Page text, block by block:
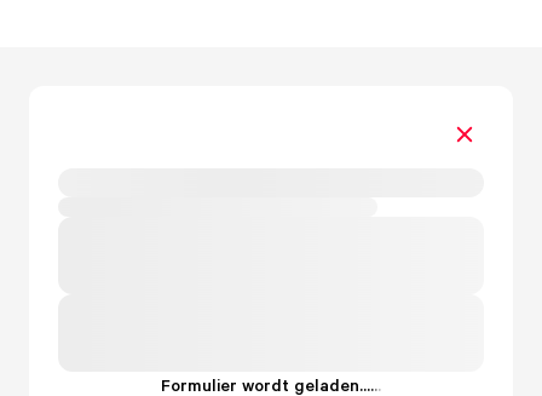
Formulier wordt geladen......